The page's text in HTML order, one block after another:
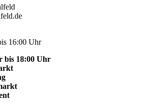
16:00 Uhr
bis 18:00 Uhr